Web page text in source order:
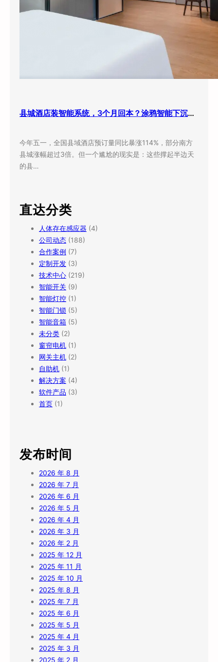
县城酒店装智能系统，3个月回本？涂鸦智能下沉市场打法曝光
今年五一，全国县域酒店预订量同比暴涨114%，部分南方
县城涨幅超过3倍。但一个尴尬的现实是：这些撑起半边天
的县…
直达分类
人体存在感应器 (4)
公司动态 (188)
合作案例 (7)
定制开发 (3)
技术中心 (219)
智能开关 (9)
智能灯控 (1)
智能门锁 (5)
智能音箱 (5)
未分类 (2)
窗帘电机 (1)
网关主机 (2)
自助机 (1)
解决方案 (4)
软件产品 (3)
首页 (1)
发布时间
2026 年 8 月
2026 年 7 月
2026 年 6 月
2026 年 5 月
2026 年 4 月
2026 年 3 月
2026 年 2 月
2025 年 12 月
2025 年 11 月
2025 年 10 月
2025 年 8 月
2025 年 7 月
2025 年 6 月
2025 年 5 月
2025 年 4 月
2025 年 3 月
2025 年 2 月